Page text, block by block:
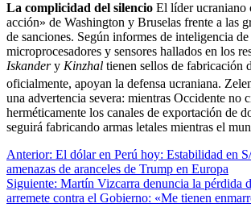
La complicidad del silencio El líder ucraniano
acción» de Washington y Bruselas frente a las
de sanciones. Según informes de inteligencia
microprocesadores y sensores hallados en los
Iskandery Kinzhal tienen sellos de fabricación
oficialmente, apoyan la defensa ucraniana.
una advertencia severa: mientras Occidente no
herméticamente los canales de exportación de
seguirá fabricando armas letales mientras el
Navegación
de
entradas
Anterior: El dólar en Perú hoy: Estabilidad en
amenazas de aranceles de Trump en Europa
Siguiente: Martín Vizcarra denuncia la pérdida
arremete contra el Gobierno: «Me tienen